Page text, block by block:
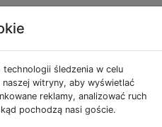
Tagi
w iOS 9
śledzenia w celu
witryny, aby wyświetlać
reklamy, analizować ruch
pochodzą nasi goście.